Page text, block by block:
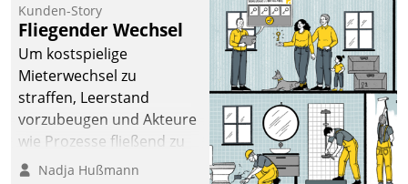
Datatrain. Die meravis
Wohnungsbau- und
Immobilien GmbH hat
sich dabei für den Betrieb
der Lösung über die SAP
Cloud Platform
entschieden - als erstes
Unternehmen am
Kunden-Story
Fliegender Wechsel
Um kostspielige
Mieterwechsel zu
straffen, Leerstand
vorzubeugen und Akteure
wie Prozesse fließend zu
vernetzen, nutzt die
Nadja Hußmann